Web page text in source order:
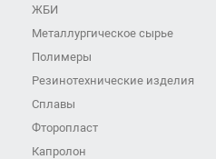
ЖБИ
Металлургическое сырье
Полимеры
Резинотехнические изделия
Сплавы
Фторопласт
Капролон